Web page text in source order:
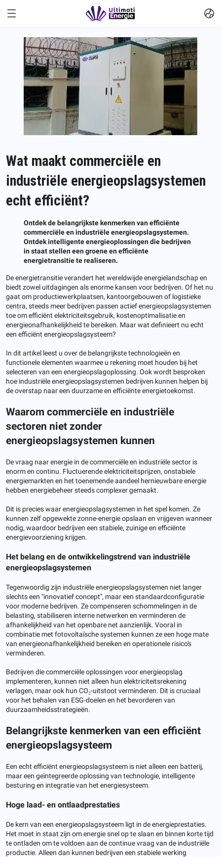
Wat maakt commerciële en
industriële energieopslagsystemen
echt efficiënt?
Ontdek de belangrijkste kenmerken van efficiënte
commerciële en industriële energieopslagsystemen.
Ontdek intelligente energieoplossingen die bedrijven
in staat stellen een groene en efficiënte
energietransitie te realiseren.
De energietransitie verandert het wereldwijde energielandschap en
biedt zowel uitdagingen als enorme kansen voor bedrijven. Of het nu
gaat om productiewerkplaatsen, kantoorgebouwen of logistieke
centra, steeds meer bedrijven passen actief energieopslagsystemen
toe om efficiënt elektriciteitsgebruik, kostenoptimalisatie en
energieonafhankelijkheid te bereiken. Maar wat definieert nu echt
een efficiënt energieopslagsysteem?
In dit artikel leest u over de belangrijkste technologieën en
functionele elementen waarmee u rekening moet houden bij het
selecteren van een energieopslagoplossing. Ook wordt besproken
hoe industriële energieopslagsystemen bedrijven kunnen helpen bij
de overstap naar een duurzame en efficiënte energietoekomst.
Waarom commerciële en industriële
sectoren niet zonder
energieopslagsystemen kunnen
De vraag naar energie in de commerciële en industriële sector is
enorm en continu. Fluctuerende elektriciteitsprijzen, onstabiele
energiemarkten en het toenemende aandeel hernieuwbare energie
hebben energiebeheer steeds complexer gemaakt.
Dit is precies waar energieopslagsystemen in het spel komen. Ze
kunnen zelf opgewekte zonne-energie opslaan en vrijgeven wanneer
nodig, waardoor bedrijven een stabiele, zuinige en efficiënte
energievoorziening krijgen.
Het belang en de ontwikkelingstrend van industriële
energieopslagsystemen
Tegenwoordig zijn industriële energieopslagsystemen niet langer
slechts een "innovatief concept", maar een standaardconfiguratie
voor moderne bedrijven. Ze compenseren schommelingen in de
belasting, stabiliseren interne netwerken en verminderen de
afhankelijkheid van het openbare net aanzienlijk. Vooral in
combinatie met fotovoltaïsche systemen kunnen ze een hoge mate
van energieonafhankelijkheid bereiken en operationele risico's
verminderen.
Bedrijven die commerciële oplossingen voor energieopslag
implementeren, kunnen niet alleen hun elektriciteitsrekening
verlagen, maar ook hun CO₂-uitstoot verminderen. Dit is cruciaal
voor het behalen van ESG-doelen en het bevorderen van
duurzaamheidsstrategieën.
Belangrijkste kenmerken van een efficiënt
energieopslagsysteem
Een echt efficiënt energieopslagsysteem is niet alleen een batterij,
maar een geïntegreerde oplossing van technologie, intelligente
besturing en integratie van het energiesysteem.
Hoge laad- en ontlaadprestaties
De kern van een energieopslagsysteem ligt in de energieprestaties.
Het moet in staat zijn om energie snel op te slaan en binnen korte tijd
te ontladen om te voldoen aan de continue vraag van de industriële
productie. Alleen dan kunnen bedrijven een stabiele werking